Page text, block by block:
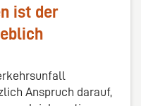
ist der
Anspruch darauf,